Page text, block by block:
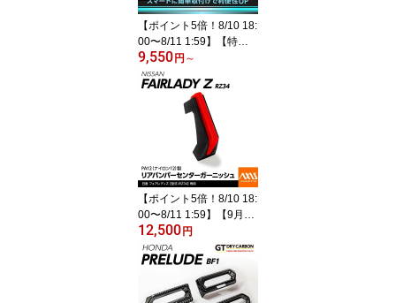
【ポイント5倍！8/10 18:
00〜8/11 1:59】【特許
申請済】三菱 トライトン
【型式：LC2T（年式：R
6.2〜）】用車載スマー
トフォンホルダー 車載ホ
ルダー 車載(ST)
9,550 円 ～
【ポイント5倍！8/10 18:
00〜8/11 1:59】【9月末
入荷予定】日産 フェアレ
ディ Z【型式：RZ34（年
式：R4.4〜）】専用PA1
2（ナイロン12）製リア
バンパーセンターガーニ
12,500 円